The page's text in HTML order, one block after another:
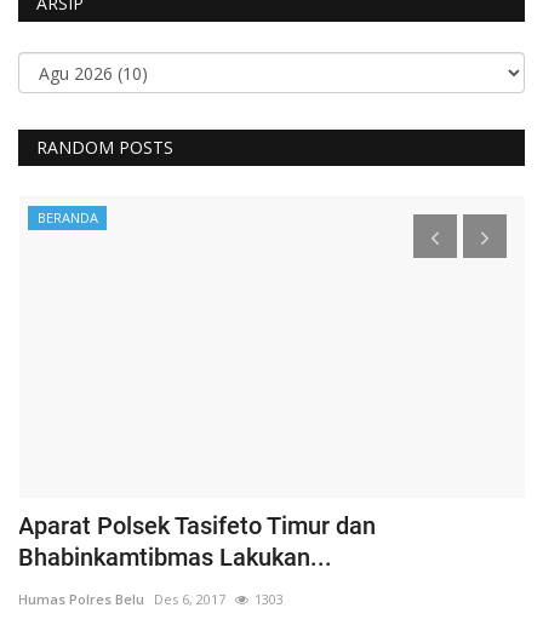
RANDOM POSTS
BERANDA
Aparat Polsek Tasifeto Timur dan
Bhabinkamtibmas Lakukan...
Humas Polres Belu Des 6, 2017 1303